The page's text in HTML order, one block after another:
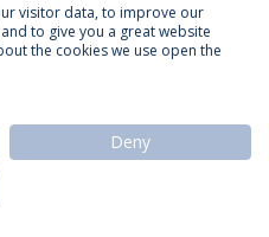
Termos & Condições
dos Dados
Católica Portuguesa
visitor data, to improve our
to give you a great website
the cookies we use open the
Deny